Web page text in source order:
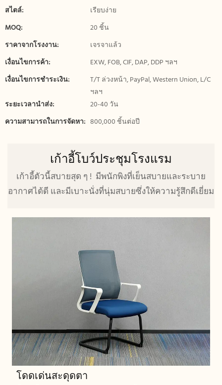
สไตล์:
เรียบง่าย
MOQ:
20 ชิ้น
ราคาจากโรงงาน:
เจรจาแล้ว
เงื่อนไขการค้า:
EXW, FOB, CIF, DAP, DDP ฯลฯ
เงื่อนไขการชำระเงิน:
T/T ล่วงหน้า, PayPal, Western Union, L/C
ฯลฯ
ระยะเวลานำส่ง:
20-40 วัน
ความสามารถในการจัดหา: 800,000 ชิ้นต่อปี
เก้าอี้โบว์ประชุมโรงแรม
เก้าอี้ตัวนี้สบายสุด ๆ ! มีพนักพิงที่เย็นสบายและระบาย
อากาศได้ดี และมีเบาะนั่งที่นุ่มสบายซึ่งให้ความรู้สึกดีเยี่ยม
โดดเด่นสะดุดตา